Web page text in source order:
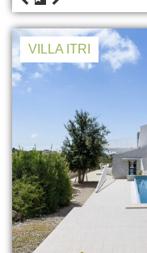
VILLA ITRI